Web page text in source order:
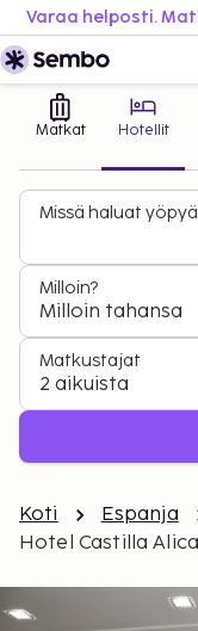
Matkat Hotellit
Missä haluat
Milloin?
Milloin tahansa
Matkustajat
2 aikuista
Koti Espanja
Hotel Castilla